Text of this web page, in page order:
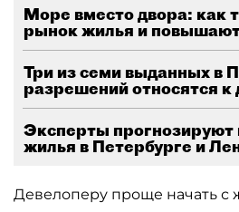
Море вместо двора: как
рынок жилья и повышают
Три из семи выданных в
разрешений относятся
Эксперты
жилья в Петербурге и
Девелоперу проще начать с